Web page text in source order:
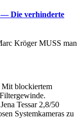
— Die verhinderte
Kröger MUSS man
Mit blockiertem
Tessar 2,8/50
Systemkameras zu